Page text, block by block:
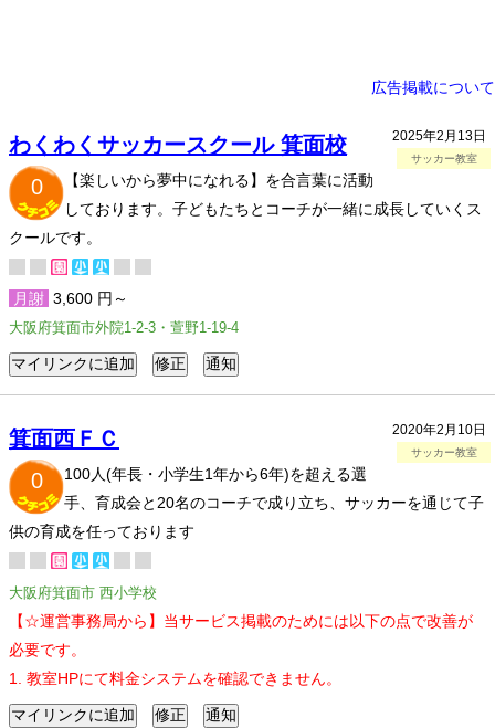
広告掲載について
2025年2月13日
サッカー教室
わくわくサッカースクール 箕面校
0
【楽しいから夢中になれる】を合言葉に活動
しております。子どもたちとコーチが一緒に成長していくス
クールです。
月謝 3,600 円～
大阪府箕面市外院1-2-3・萱野1-19-4
2020年2月10日
サッカー教室
箕面西ＦＣ
0
100人(年長・小学生1年から6年)を超える選
手、育成会と20名のコーチで成り立ち、サッカーを通じて子
供の育成を任っております
大阪府箕面市 西小学校
【☆運営事務局から】当サービス掲載のためには以下の点で改善が
必要です。
1. 教室HPにて料金システムを確認できません。